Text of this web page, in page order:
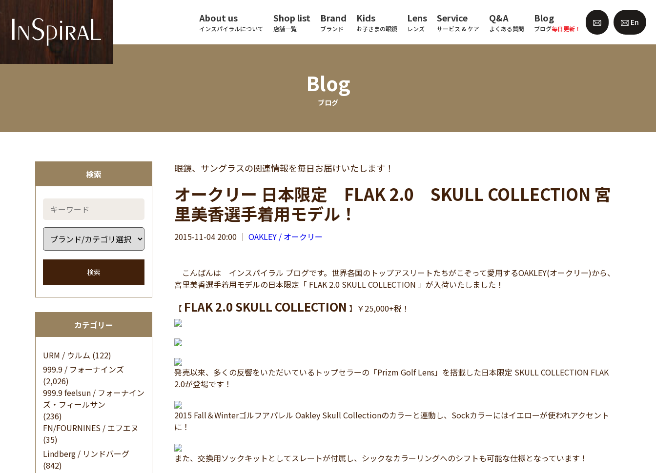
About us
インスパイラルについて
Shop list
店舗一覧
Brand
ブランド
Kids
お子さまの眼鏡
Lens
レンズ
Service
サービス & ケア
Q&A
よくある質問
Blog
ブログ毎日更新！
En
Blog
ブログ
検索
検索
カテゴリー
URM / ウルム (122)
999.9 / フォーナインズ
(2,026)
999.9 feelsun / フォーナイン
ズ・フィールサン
(236)
FN/FOURNINES / エフエヌ
(35)
Lindberg / リンドバーグ
(842)
眼鏡、サングラスの関連情報を毎日お届けいたします！
オークリー 日本限定 FLAK 2.0 SKULL COLLECTION 宮
里美香選手着用モデル！
2015-11-04 20:00 ｜ OAKLEY / オークリー
こんばんは インスパイラル ブログです。世界各国のトップアスリートたちがこぞって愛用するOAKLEY(オークリー)から、
宮里美香選手着用モデルの日本限定「 FLAK 2.0 SKULL COLLECTION 」が入荷いたしました！
【 FLAK 2.0 SKULL COLLECTION 】￥25,000+税！
発売以来、多くの反響をいただいているトップセラーの「Prizm Golf Lens」を搭載した日本限定 SKULL COLLECTION FLAK
2.0が登場です！
2015 Fall＆Winterゴルフアパレル Oakley Skull Collectionのカラーと連動し、Sockカラーにはイエローが使われアクセント
に！
また、交換用ソックキットとしてスレートが付属し、シックなカラーリングへのシフトも可能な仕様となっています！